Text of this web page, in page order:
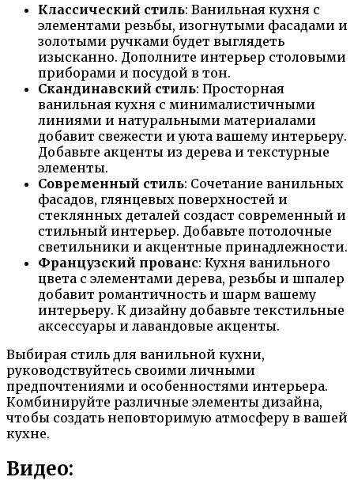
Классический стиль: Ванильная кухня с
элементами резьбы, изогнутыми фасадами и
золотыми ручками будет выглядеть
изысканно. Дополните интерьер столовыми
приборами и посудой в тон.
Скандинавский стиль: Просторная
ванильная кухня с минималистичными
линиями и натуральными материалами
добавит свежести и уюта вашему интерьеру.
Добавьте акценты из дерева и текстурные
элементы.
Современный стиль: Сочетание ванильных
фасадов, глянцевых поверхностей и
стеклянных деталей создаст современный и
стильный интерьер. Добавьте потолочные
светильники и акцентные принадлежности.
Французский прованс: Кухня ванильного
цвета с элементами дерева, резьбы и шпалер
добавит романтичность и шарм вашему
интерьеру. К дизайну добавьте текстильные
аксессуары и лавандовые акценты.
Выбирая стиль для ванильной кухни,
руководствуйтесь своими личными
предпочтениями и особенностями интерьера.
Комбинируйте различные элементы дизайна,
чтобы создать неповторимую атмосферу в вашей
кухне.
Видео: